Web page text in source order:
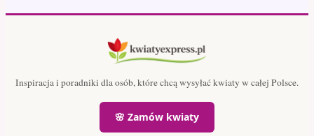
Inspiracja i poradniki dla osób, które chcą wysyłać kwiaty w całej Polsce.
🌸 Zamów kwiaty